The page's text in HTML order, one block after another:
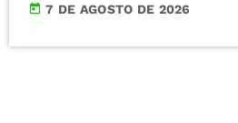
today 7 DE AGOSTO DE 2026